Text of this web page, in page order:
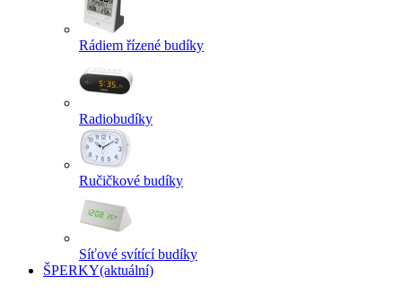
Rádiem řízené budíky
Radiobudíky
Ručičkové budíky
Síťové svítící budíky
ŠPERKY(aktuální)